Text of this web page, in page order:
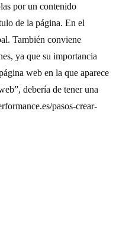
por un contenido
de la página. En el
También conviene
ya que su importancia
web en la que aparece
debería de tener una
pasos-crear-